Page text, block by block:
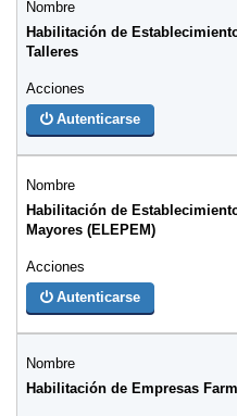
Habilitación de
Talleres
Autenticarse
Habilitación de
Mayores (ELEPEM)
Autenticarse
Habilitación de Empresas